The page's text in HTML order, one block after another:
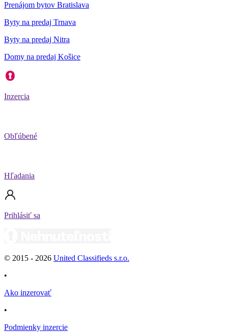
Prenájom bytov Bratislava
Byty na predaj Trnava
Byty na predaj Nitra
Domy na predaj Košice
Inzercia
Obľúbené
Hľadania
Prihlásiť sa
© 2015 - 2026 United Classifieds s.r.o.
•
Ako inzerovať
•
Podmienky inzercie